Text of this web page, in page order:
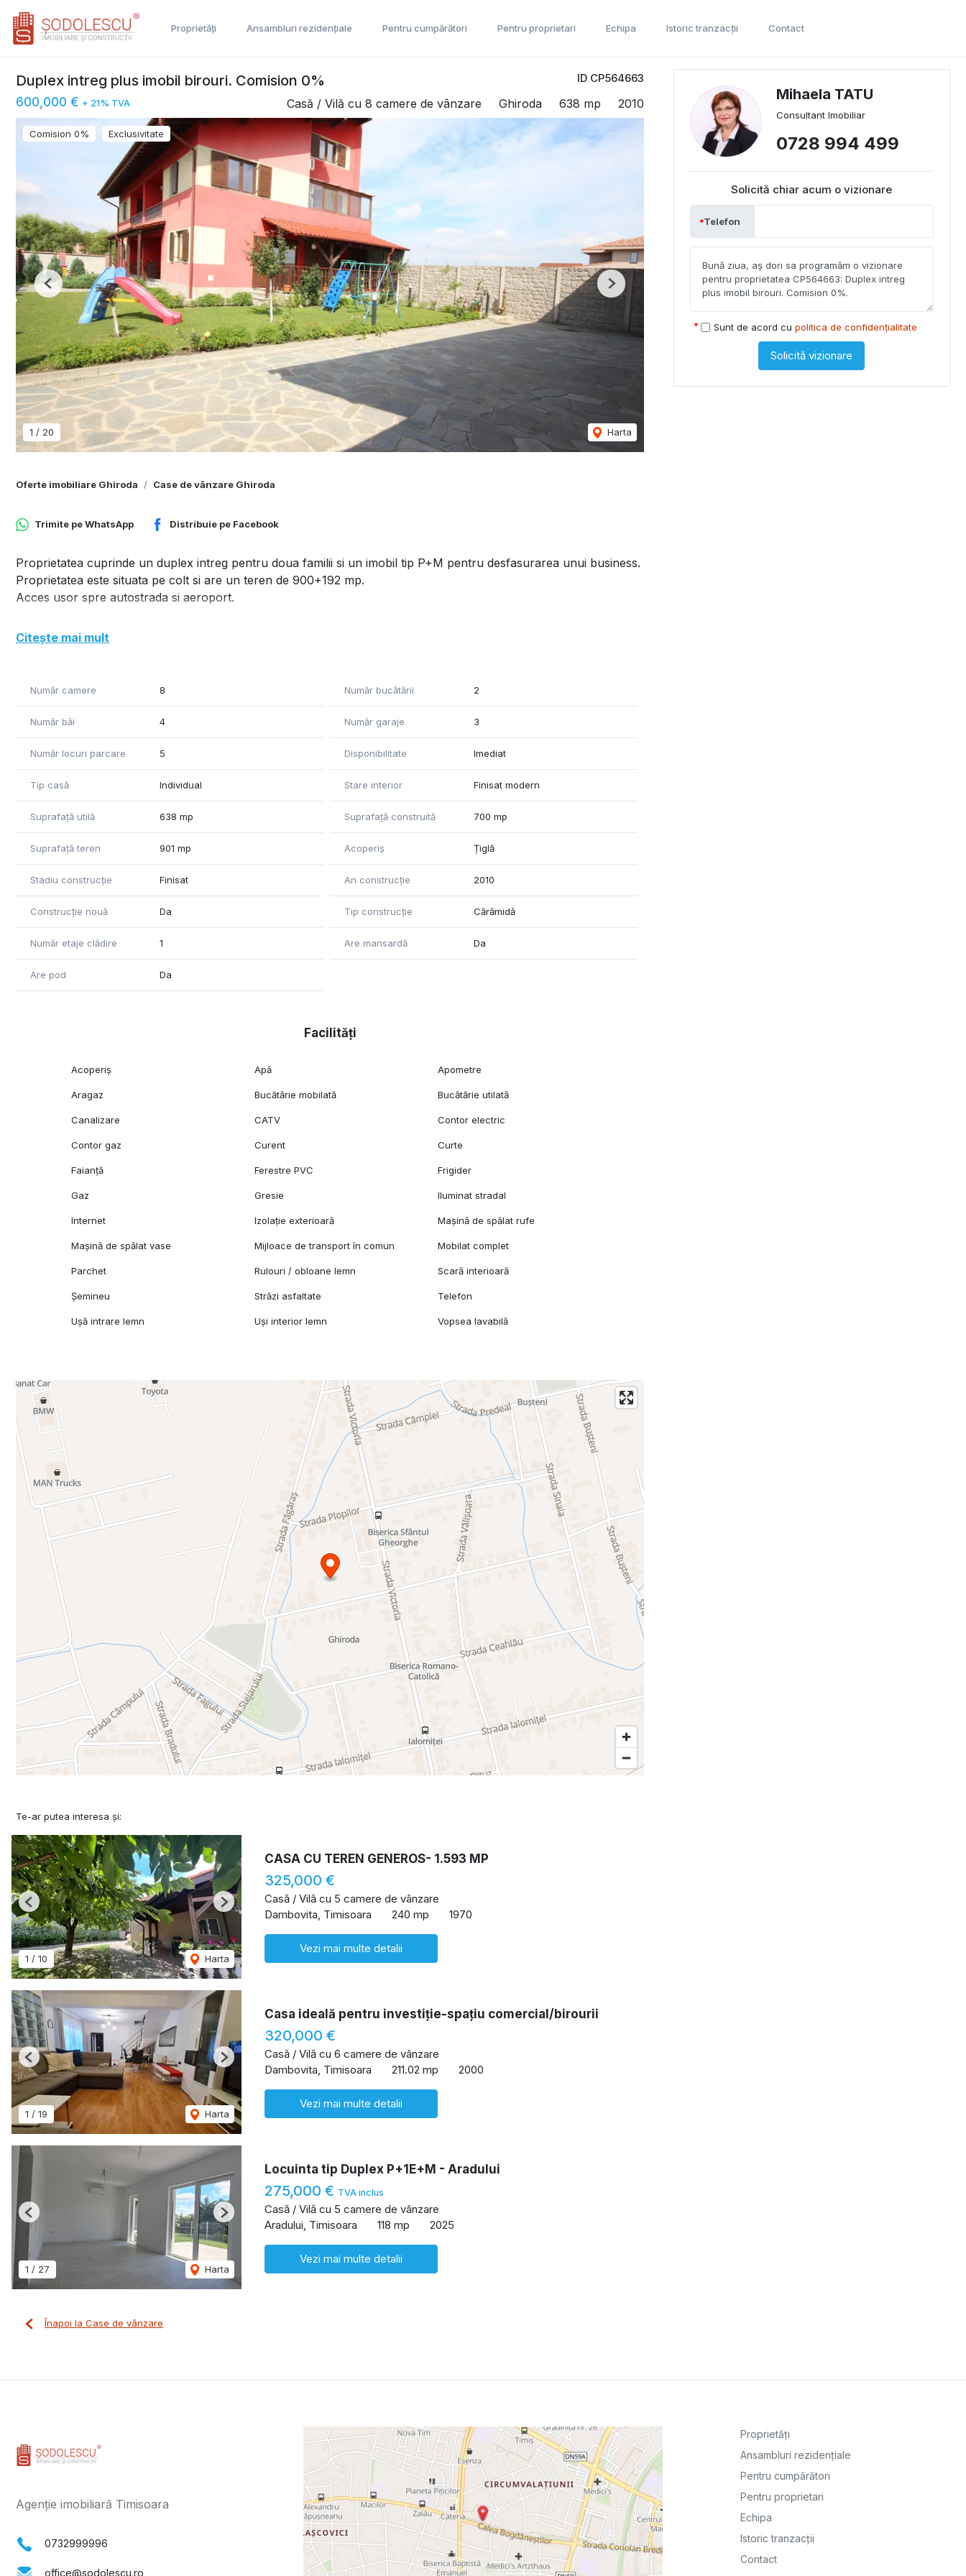
Proprietăți Ansambluri rezidențiale Pentru cumpărători Pentru proprietari Echipa Istoric tranzacții Contact
ID CP564663
Duplex intreg plus imobil birouri. Comision 0%
600,000 € + 21% TVA Casă / Vilă cu 8 camere de vânzare Ghiroda 638 mp 2010
Comision 0% Exclusivitate
1 / 20 Harta
Previous Next
Oferte imobiliare Ghiroda Case de vânzare Ghiroda
Trimite peWhatsApp Distribuie pe Facebook
Proprietatea cuprinde un duplex intreg pentru doua familii si un imobil tip P+M pentru desfasurarea unui business.
Proprietatea este situata pe colt si are un teren de 900+192 mp.
Acces usor spre autostrada si aeroport.
Citește mai mult
Număr camere 8 Număr bucătării 2
Număr băi 4 Număr garaje 3
Număr locuri parcare 5 Disponibilitate Imediat
Tip casă Individual Stare interior Finisat modern
Suprafață utilă 638 mp Suprafață construită 700 mp
Suprafață teren 901 mp Acoperiș Țiglă
Stadiu construcție Finisat An construcție 2010
Construcție nouă Da Tip construcție Cărămidă
Număr etaje clădire 1 Are mansardă Da
Are pod Da
Facilități
Acoperiș Apă Apometre
Aragaz Bucătărie mobilată Bucătărie utilată
Canalizare CATV Contor electric
Contor gaz Curent Curte
Faianță Ferestre PVC Frigider
Gaz Gresie Iluminat stradal
Internet Izolație exterioară Mașină de spălat rufe
Mașină de spălat vase Mijloace de transport în comun Mobilat complet
Parchet Rulouri / obloane lemn Scară interioară
Șemineu Străzi asfaltate Telefon
Ușă intrare lemn Uși interior lemn Vopsea lavabilă
Mihaela TATU
Consultant Imobiliar
0728 994 499
Solicită chiar acum o vizionare
Telefon
Sunt de acord cu politica de confidențialitate
Solicită vizionare
Te-ar putea interesa și:
1 / 10 Harta
Previous Next
CASA CU TEREN GENEROS- 1.593 MP
325,000 €
Casă / Vilă cu 5 camere de vânzare
Dambovita, Timisoara
240 mp 1970
Vezi mai multe detalii
1 / 19 Harta
Previous Next
Casa ideală pentru investiție-spațiu comercial/birourii
320,000 €
Casă / Vilă cu 6 camere de vânzare
Dambovita, Timisoara
211.02 mp 2000
Vezi mai multe detalii
1 / 27 Harta
Previous Next
Locuinta tip Duplex P+1E+M - Aradului
275,000 € TVA inclus
Casă / Vilă cu 5 camere de vânzare
Aradului, Timisoara
118 mp 2025
Vezi mai multe detalii
Înapoi la Case de vânzare
Agenție imobiliară Timisoara
0732999996
office@sodolescu.ro
Proprietăți
Ansambluri rezidențiale
Pentru cumpărători
Pentru proprietari
Echipa
Istoric tranzacții
Contact